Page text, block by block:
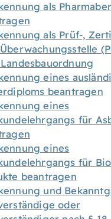
als
als Prüf-,
eines
beantragen
eines
für
eines
für
beantragen
und
oder